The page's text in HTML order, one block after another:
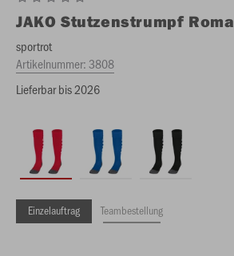
JAKO Stutzenstrumpf Roma
sportrot
Artikelnummer:3808
Lieferbar bis 2026
Einzelauftrag Teambestellung